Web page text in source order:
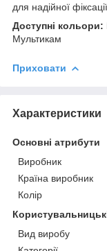
для надійної
Доступні кольори:
Мультикам
Приховати
Характеристики
Основні атрибути
Виробник
Країна виробник
Колір
Вид виробу